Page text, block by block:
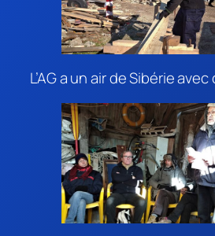
L’AG a un air de Sibérie